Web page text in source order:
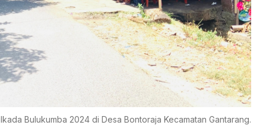
Bulukumba 2024 di Desa Bontoraja Kecamatan Gantarang.